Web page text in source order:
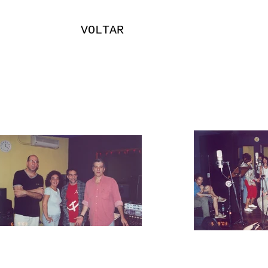
VOLTAR